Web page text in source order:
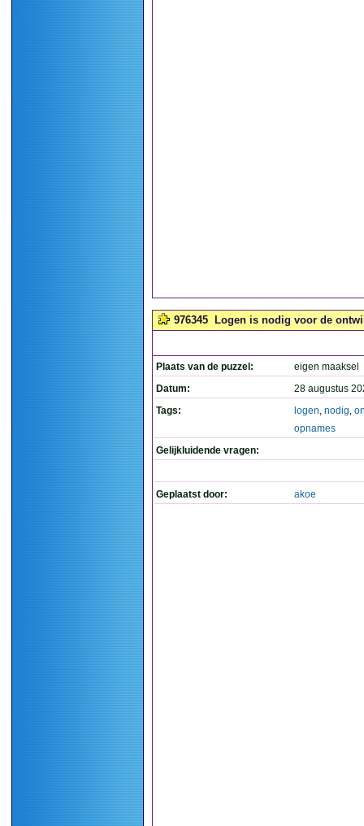
976345 Logen is nodig voor de
Plaats van de puzzel:
eigen maaksel
Datum:
28 augustus
Tags:
logen, nodig,
opnames
Gelijkluidende vragen:
Geplaatst door: akoe